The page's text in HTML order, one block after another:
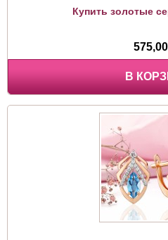
Купить золотые
В